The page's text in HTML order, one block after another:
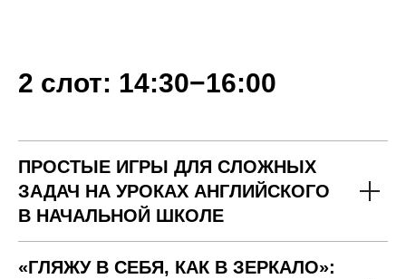
2 слот: 14:30−16:00
ПРОСТЫЕ ИГРЫ ДЛЯ СЛОЖНЫХ
ЗАДАЧ НА УРОКАХ АНГЛИЙСКОГО
В НАЧАЛЬНОЙ ШКОЛЕ
«ГЛЯЖУ В СЕБЯ, КАК В ЗЕРКАЛО»: